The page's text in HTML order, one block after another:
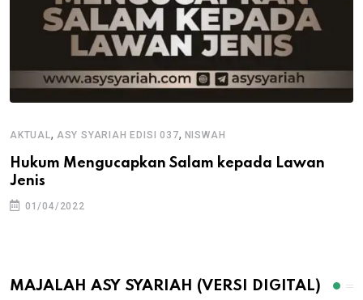
AKTUAL, ASY SYARIAH EDISI 037, NISWAH
Hukum Mengucapkan Salam kepada Lawan
Jenis
01/04/2022
MAJALAH ASY SYARIAH (VERSI DIGITAL)